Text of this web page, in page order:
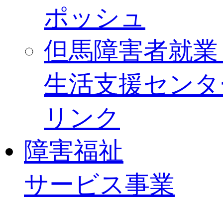
ポッシュ
但馬障害者就
生活支援セン
リンク
障害福祉
サービス事業